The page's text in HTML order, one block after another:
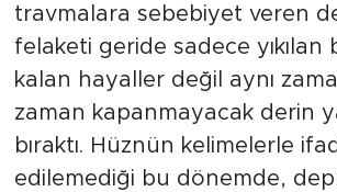
travmalara sebebiyet veren
felaketi geride sadece yıkılan
kalan hayaller değil aynı
zaman kapanmayacak derin
bıraktı. Hüznün kelimelerle
edilemediği bu dönemde,